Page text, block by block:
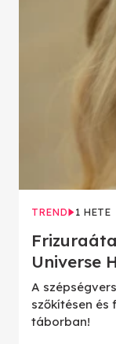
TREND 1 HETE
Universe
A
szőkítésen
táborban!